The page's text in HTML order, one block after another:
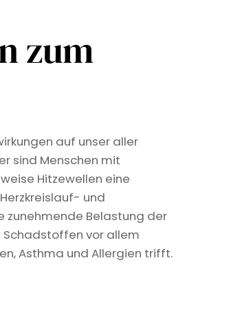
zum
auf unser aller
sind Menschen mit
Hitzewellen eine
und
zunehmende Belastung der
Schadstoffen vor allem
Asthma und Allergien trifft.